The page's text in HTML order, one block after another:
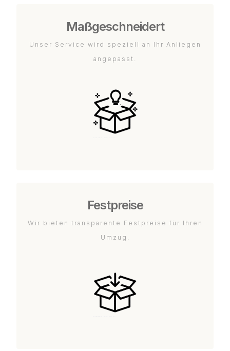
Maßgeschneidert
Unser Service wird speziell an Ihr Anliegen
angepasst.
Festpreise
Wir bieten transparente Festpreise für Ihren
Umzug.